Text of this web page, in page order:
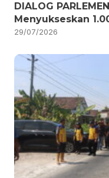
DIALOG
Menyukseskan
29/07/2026